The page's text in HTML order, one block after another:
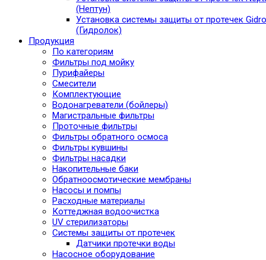
(Нептун)
Установка системы защиты от протечек
(Гидролок)
Продукция
По категориям
Фильтры под мойку
Пурифайеры
Смесители
Комплектующие
Водонагреватели (бойлеры)
Магистральные фильтры
Проточные фильтры
Фильтры обратного осмоса
Фильтры кувшины
Фильтры насадки
Накопительные баки
Обратноосмотические мембраны
Насосы и помпы
Расходные материалы
Коттеджная водоочистка
UV стерилизаторы
Системы защиты от протечек
Датчики протечки воды
Насосное оборудование